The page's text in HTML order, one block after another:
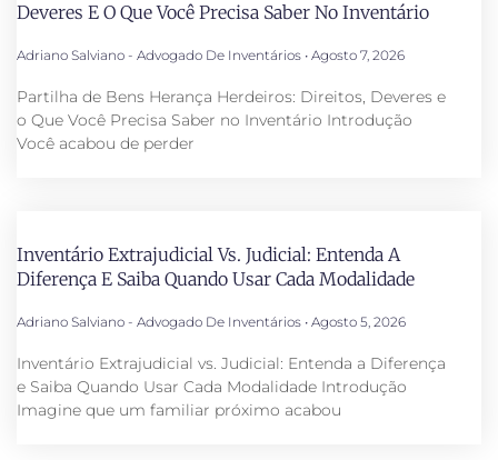
Deveres E O Que Você Precisa Saber No Inventário
Adriano Salviano - Advogado De Inventários Agosto 7, 2026
Partilha de Bens Herança Herdeiros: Direitos, Deveres e
o Que Você Precisa Saber no Inventário Introdução
Você acabou de perder
Inventário Extrajudicial Vs. Judicial: Entenda A
Diferença E Saiba Quando Usar Cada Modalidade
Adriano Salviano - Advogado De Inventários Agosto 5, 2026
Inventário Extrajudicial vs. Judicial: Entenda a Diferença
e Saiba Quando Usar Cada Modalidade Introdução
Imagine que um familiar próximo acabou